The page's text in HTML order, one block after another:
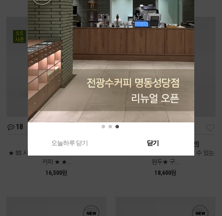
18
여름인가봄 [중배전]
★ SS 시즌에만 만날 수 있는 시즌블렌드
커피 ★ ★...
16,500원
콜롬비아 디카페인 [약배전]
★전광수커피하우스에서도 만날 수 있는
원두★ 구...
18,600원
오늘하루 닫기 닫기